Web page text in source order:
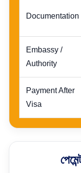
Documentation
Embassy /
Authority
Payment After
Visa